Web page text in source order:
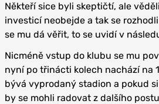
Někteří sice byli skeptičtí, ale
investicí neobejde a tak se
se mu dá věřit, to se uvidí v
Nicméně vstup do klubu se mu
nyní po třinácti kolech nachází na
bývá vyprodaný stadion a pokud
by se mohli radovat z dalšího